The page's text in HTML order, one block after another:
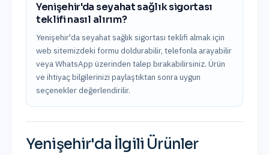
Yenişehir'da seyahat sağlık sigortası
teklifi nasıl alırım?
Yenişehir'da seyahat sağlık sigortası teklifi almak için
web sitemizdeki formu doldurabilir, telefonla arayabilir
veya WhatsApp üzerinden talep bırakabilirsiniz. Ürün
ve ihtiyaç bilgilerinizi paylaştıktan sonra uygun
seçenekler değerlendirilir.
Yenişehir'da İlgili Ürünler